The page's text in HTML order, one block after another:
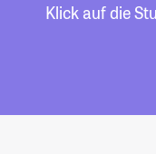
Klick auf die